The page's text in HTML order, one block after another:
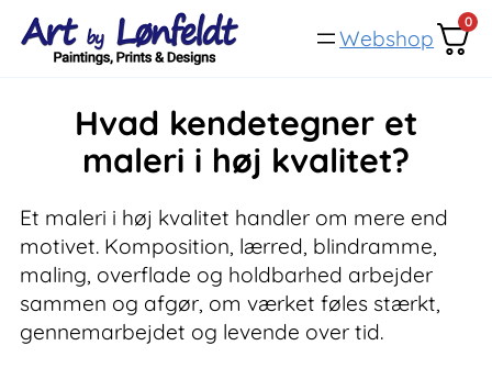
Spring
indhold
Webshop
0
Hvad kendetegner et
maleri i høj kvalitet?
Et maleri i høj kvalitet handler om mere end
motivet. Komposition, lærred, blindramme,
maling, overflade og holdbarhed arbejder
sammen og afgør, om værket føles stærkt,
gennemarbejdet og levende over tid.